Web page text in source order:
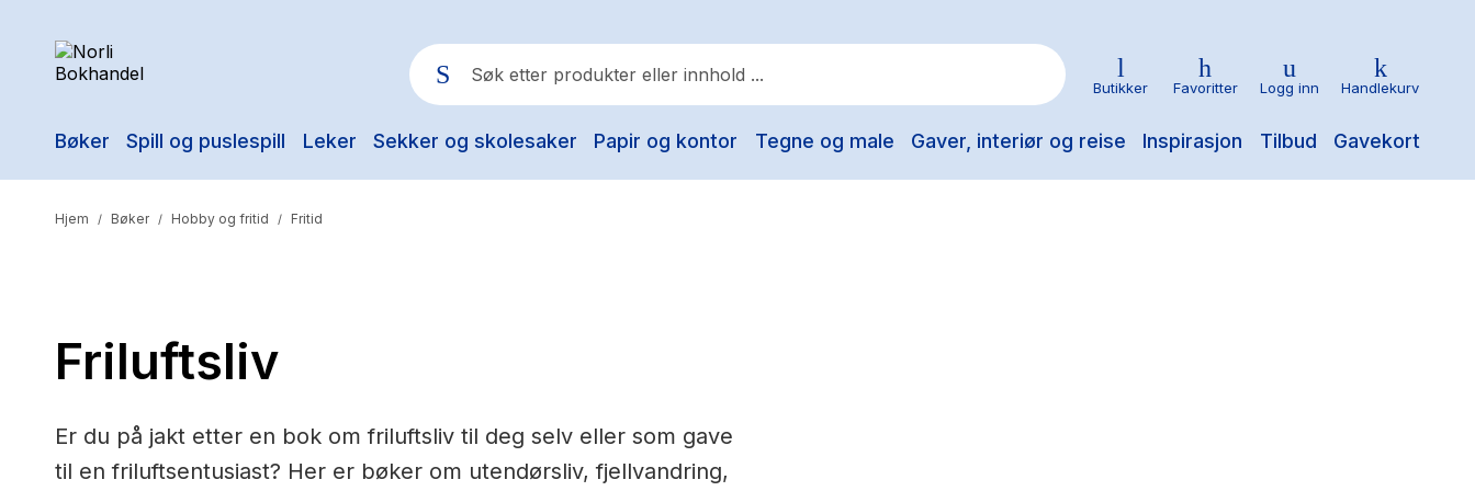
Bøker Spill og puslespill Leker Sekker og skolesaker Papir og kontor Tegne og male Gaver, interiør og reise Inspirasjon Tilbud Gavekort
Populære søk
Hypopressiv trening
The Housemaid
Butikker Favoritter Logg inn Handlekurv
Hjem / Bøker / Hobby og fritid / Fritid
Friluftsliv
Er du på jakt etter en bok om friluftsliv til deg selv eller som gave
til en friluftsentusiast? Her er bøker om utendørsliv, fjellvandring,